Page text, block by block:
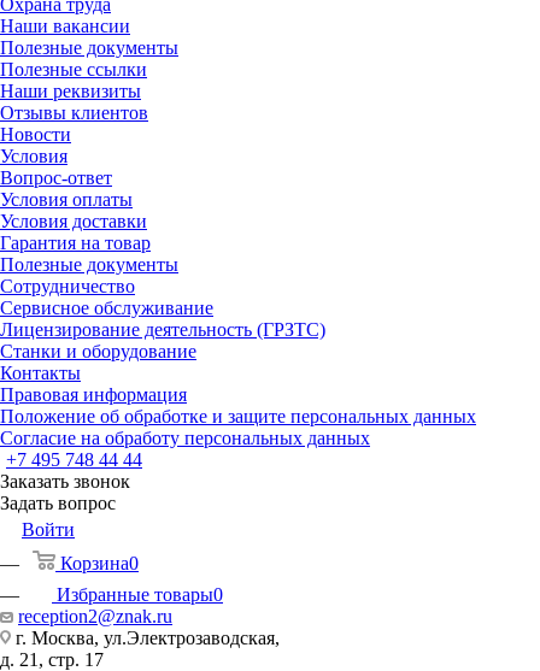
Охрана труда
Наши вакансии
Полезные документы
Полезные ссылки
Наши реквизиты
Отзывы клиентов
Новости
Условия
Вопрос-ответ
Условия оплаты
Условия доставки
Гарантия на товар
Полезные документы
Сотрудничество
Сервисное обслуживание
Лицензирование деятельность (ГРЗТС)
Станки и оборудование
Контакты
Правовая информация
Положение об обработке и защите персональных данных
Согласие на обработу персональных данных
+7 495 748 44 44
Заказать звонок
Задать вопрос
Войти
Корзина0
Избранные товары0
reception2@znak.ru
г. Москва, ул.Электрозаводская,
д. 21, стр. 17